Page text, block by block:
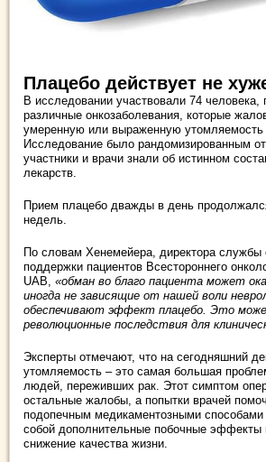
Плацебо действует не
В исследовании участвовали 74 человека,
различные онкозаболевания, которые
умеренную или выраженную утомляемость
Исследование было рандомизированным
участники и врачи знали об истинном
лекарств.
Прием плацебо дважды в день
недель.
По словам Хенемейера, директора службы
поддержки пациентов Всестороннего
UAB, «обман во благо пациента может
иногда не зависящие от нашей воли
обеспечивают эффект плацебо. Это
революционные последствия для
Эксперты отмечают, что на сегодняшний
утомляемость – это самая большая
людей, переживших рак. Этот симптом
остальные жалобы, а попытки врачей
подопечным медикаментозными способами
собой дополнительные побочные эффекты
снижение качества жизни.